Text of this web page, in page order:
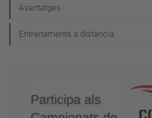
g
a
Avantatges
Entrenaments a distància